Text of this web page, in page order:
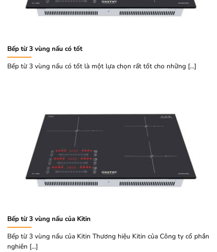
Bếp từ 3 vùng nấu có tốt
Bếp từ 3 vùng nấu có tốt là một lựa chọn rất tốt cho những [...]
Bếp từ 3 vùng nấu của Kitin
Bếp từ 3 vùng nấu của Kitin Thương hiệu Kitin của Công ty cổ phần
nghiên [...]